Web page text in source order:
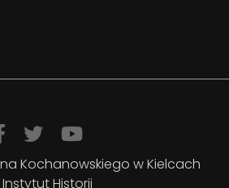
Kochanowskiego w Kielcach
Instytut Historii